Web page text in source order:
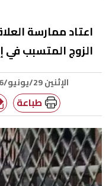
اعتاد ممارسة
الزوج المتسبب في
الإثنين 29/يونيو/2026 - 05:00 م
طباعة